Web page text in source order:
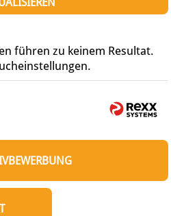
führen zu keinem Resultat.